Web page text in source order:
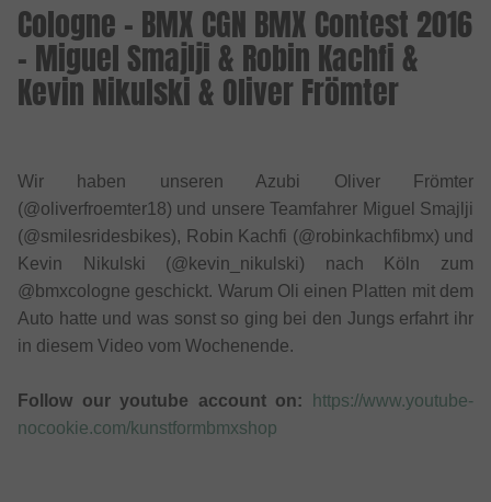
Cologne - BMX CGN BMX Contest 2016
- Miguel Smajlji & Robin Kachfi &
Kevin Nikulski & Oliver Frömter
Wir haben unseren Azubi Oliver Frömter
(@oliverfroemter18) und unsere Teamfahrer Miguel Smajlji
(@smilesridesbikes), Robin Kachfi (@robinkachfibmx) und
Kevin Nikulski (@kevin_nikulski) nach Köln zum
@bmxcologne geschickt. Warum Oli einen Platten mit dem
Auto hatte und was sonst so ging bei den Jungs erfahrt ihr
in diesem Video vom Wochenende.
Follow our youtube account on:
https://www.youtube-
nocookie.com/kunstformbmxshop